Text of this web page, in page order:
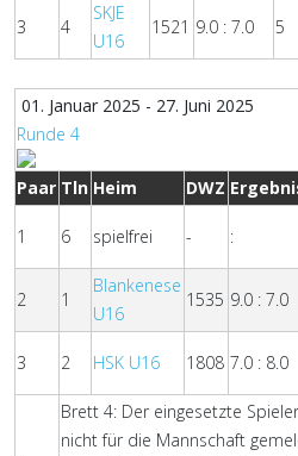
3 4
SKJE
U16
1521 9.0 : 7.0 5
01. Januar 2025 - 27. Juni 2025
Runde 4
Paar Tln Heim DWZ
1 6 spielfrei - :
2 1
Blankenese
U16
1535 9.0 : 7.0
3 2 HSK U16 1808 7.0 : 8.0
Brett 4: Der eingesetzte
nicht für die Mannschaft